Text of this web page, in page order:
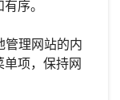
序。
管理网站的内
项，保持网